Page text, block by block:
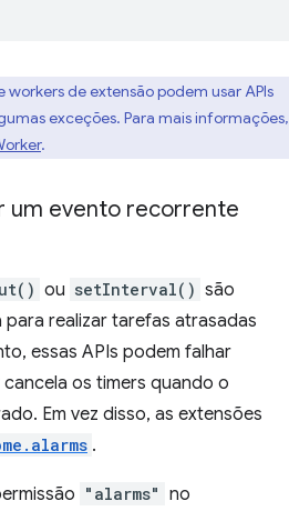
workers de extensão podem usar APIs
exceções. Para mais informações,
.
um evento recorrente
ou setInterval() são
realizar tarefas atrasadas
essas APIs podem falhar
os timers quando o
Em vez disso, as extensões
.
"alarms" no